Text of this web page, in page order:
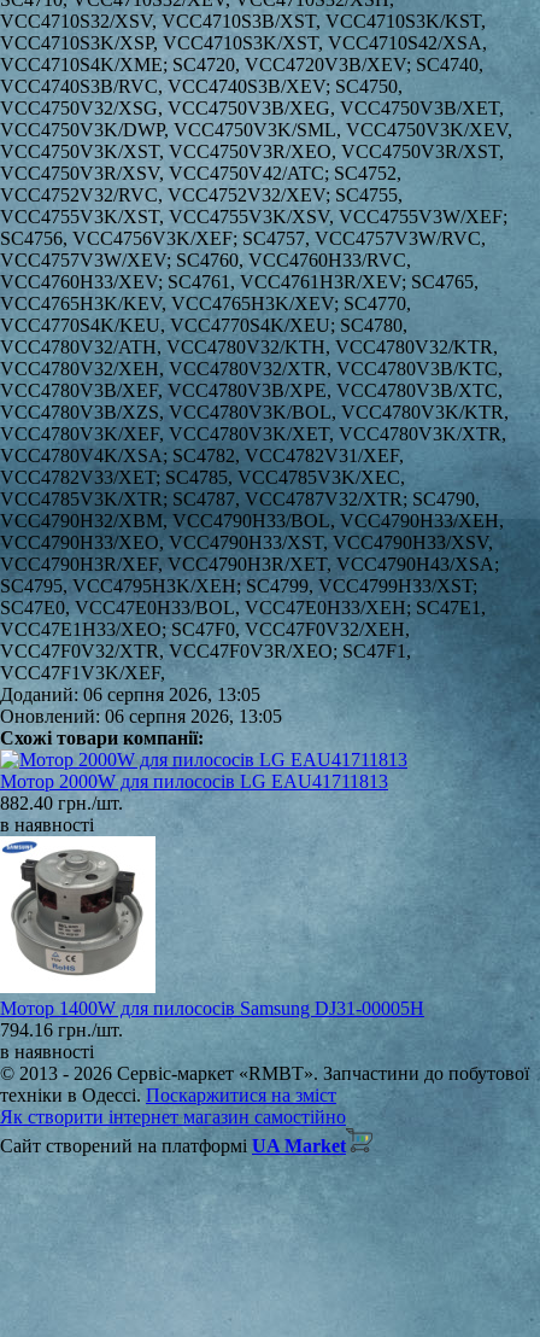
Доданий: 06 серпня 2026, 13:05
Оновлений: 06 серпня 2026, 13:05
Схожі товари компанії:
Мотор 2000W для пилососів LG EAU41711813
882.40 грн./шт.
в наявності
Мотор 1400W для пилососів Samsung DJ31-00005H
794.16 грн./шт.
в наявності
© 2013 - 2026 Сервіс-маркет «RMBT». Запчастини до побутової
техніки в Одессі. Поскаржитися на зміст
Як створити інтернет магазин самостійно
Сайт створений на платформі UA Market